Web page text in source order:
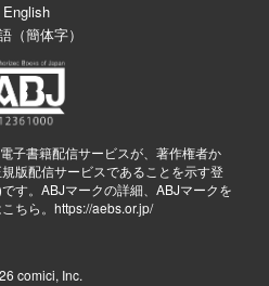
English
（簡体字）
子書籍配信サービスが、著作権者か
版配信サービスであることを示す登
す。ABJマークの詳細、ABJマークを
ちら。 https://aebs.or.jp/
comici, Inc.